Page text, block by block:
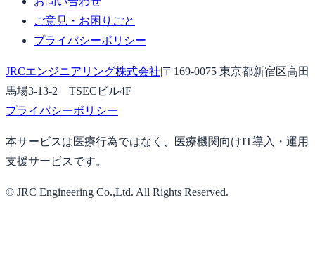
ご意見・お困りごと
プライバシーポリシー
JRCエンジニアリング株式会社|〒169-0075 東京都新宿区高田
馬場3-13-2 TSECビル4F
プライバシーポリシー
本サービスは医療行為ではなく、医療機関向けIT導入・運用
支援サービスです。
© JRC Engineering Co.,Ltd. All Rights Reserved.